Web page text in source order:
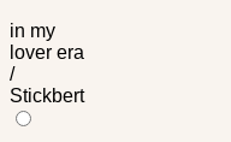
in my
lover era
/
Stickbert